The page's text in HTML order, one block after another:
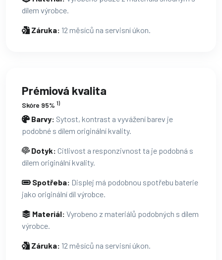
dílem výrobce.
Záruka: 12 měsíců na servisní úkon.
Prémiová kvalita
Skóre 95% 1)
Barvy: Sytost, kontrast a vyvážení barev je
podobné s dílem originální kvality.
Dotyk: Citlivost a responzivnost ta je podobná s
dílem originální kvality.
Spotřeba: Displej má podobnou spotřebu baterie
jako originální díl výrobce.
Materiál: Vyrobeno z materiálů podobných s dílem
výrobce.
Záruka: 12 měsíců na servisní úkon.